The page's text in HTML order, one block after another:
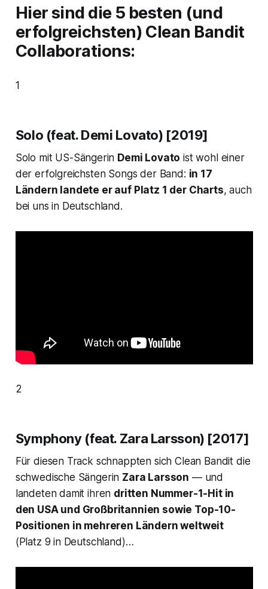
Hier sind die 5 besten (und
erfolgreichsten) Clean Bandit
Collaborations:
1
Solo (feat. Demi Lovato) [2019]
Solo mit US-Sängerin Demi Lovato ist wohl einer
der erfolgreichsten Songs der Band: in 17
Ländern landete er auf Platz 1 der Charts, auch
bei uns in Deutschland.
2
Symphony (feat. Zara Larsson) [2017]
Für diesen Track schnappten sich Clean Bandit die
schwedische Sängerin Zara Larsson — und
landeten damit ihren dritten Nummer-1-Hit in
den USA und Großbritannien sowie Top-10-
Positionen in mehreren Ländern weltweit
(Platz 9 in Deutschland)…